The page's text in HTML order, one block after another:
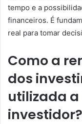
tempo e a
financeiros. É
real para tomar
Como a
dos
utilizada
investidor?